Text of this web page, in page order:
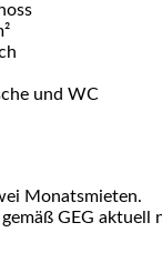
und WC
Monatsmieten.
GEG aktuell